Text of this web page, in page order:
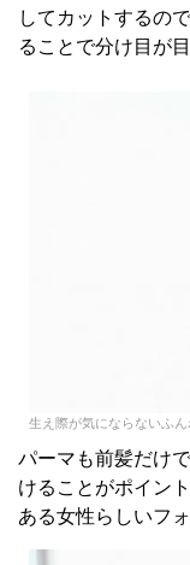
してカットするの
ることで分け目が
生え際が気にならないふん
パーマも前髪だけ
けることがポイン
ある女性らしいフォ